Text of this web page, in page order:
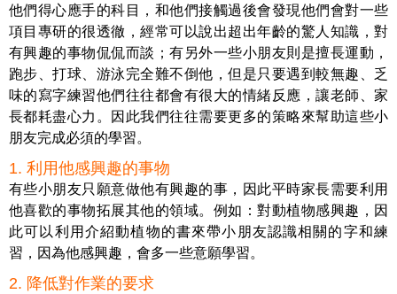
他們得心應手的科目，和他們接觸過後會發現他們會對一些
項目專研的很透徹，經常可以說出超出年齡的驚人知識，對
有興趣的事物侃侃而談；有另外一些小朋友則是擅長運動，
跑步、打球、游泳完全難不倒他，但是只要遇到較無趣、乏
味的寫字練習他們往往都會有很大的情緒反應，讓老師、家
長都耗盡心力。因此我們往往需要更多的策略來幫助這些小
朋友完成必須的學習。
1. 利用他感興趣的事物
有些小朋友只願意做他有興趣的事，因此平時家長需要利用
他喜歡的事物拓展其他的領域。例如：對動植物感興趣，因
此可以利用介紹動植物的書來帶小朋友認識相關的字和練
習，因為他感興趣，會多一些意願學習。
2. 降低對作業的要求